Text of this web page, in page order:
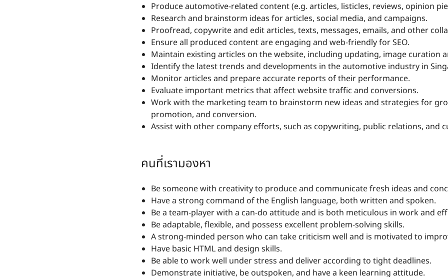
Produce automotive-related content (e.g. articles, listicles, reviews, opinion
Research and brainstorm ideas for articles, social media, and campaigns.
Proofread, copywrite and edit articles, texts, messages, emails, and other
Ensure all produced content are engaging and web-friendly for SEO.
Maintain existing articles on the website, including updating, image curation
Identify the latest trends and developments in the automotive industry in
Monitor articles and prepare accurate reports of their performance.
Evaluate important metrics that affect website traffic and conversions.
Work with the marketing team to brainstorm new ideas and strategies for
promotion, and conversion.
Assist with other company efforts, such as copywriting, public relations, and
คนที่เรามองหา
Be someone with creativity to produce and communicate fresh ideas and
Have a strong command of the English language, both written and spoken.
Be a team-player with a can-do attitude and is both meticulous in work and
Be adaptable, flexible, and possess excellent problem-solving skills.
A strong-minded person who can take criticism well and is motivated to
Have basic HTML and design skills.
Be able to work well under stress and deliver according to tight deadlines.
Demonstrate initiative, be outspoken, and have a keen learning attitude.